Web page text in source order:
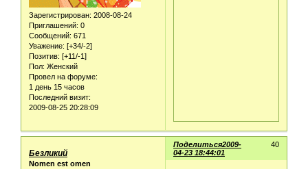
Зарегистрирован: 2008-08-24
Приглашений: 0
Сообщений: 671
Уважение: [+34/-2]
Позитив: [+11/-1]
Пол: Женский
Провел на форуме:
1 день 15 часов
Последний визит:
2009-08-25 20:28:09
Поделиться 40
2009-
04-23 18:44:01
Безликий
Nomen est omen